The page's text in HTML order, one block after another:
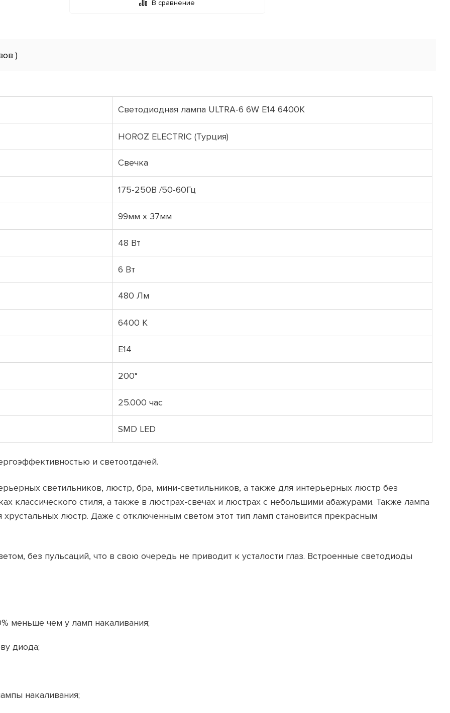
В сравнение
)
Светодиодная лампа ULTRA-6 6W E14 6400К
HOROZ ELECTRIC (Турция)
Свечка
175-250В /50-60Гц
99мм х 37мм
48 Вт
6 Вт
480 Лм
6400 К
E14
200°
25.000 час
SMD LED
и светоотдачей.
светильников, люстр, бра, мини-светильников, а также для интерьерных люстр без
классического стиля, а также в люстрах-свечах и люстрах с небольшими абажурами. Также лампа
люстр. Даже с отключенным светом этот тип ламп становится прекрасным
без пульсаций, что в свою очередь не приводит к усталости глаз. Встроенные светодиоды
меньше чем у ламп накаливания;
диода;
накаливания;